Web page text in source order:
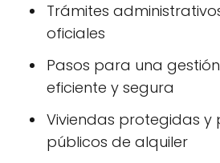
Trámites
oficiales
Pasos para una
eficiente y segura
Viviendas protegidas
públicos de alquiler